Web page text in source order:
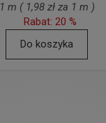
1 m ( 1,98 zł za 1 m )
Rabat: 20 %
Do koszyka